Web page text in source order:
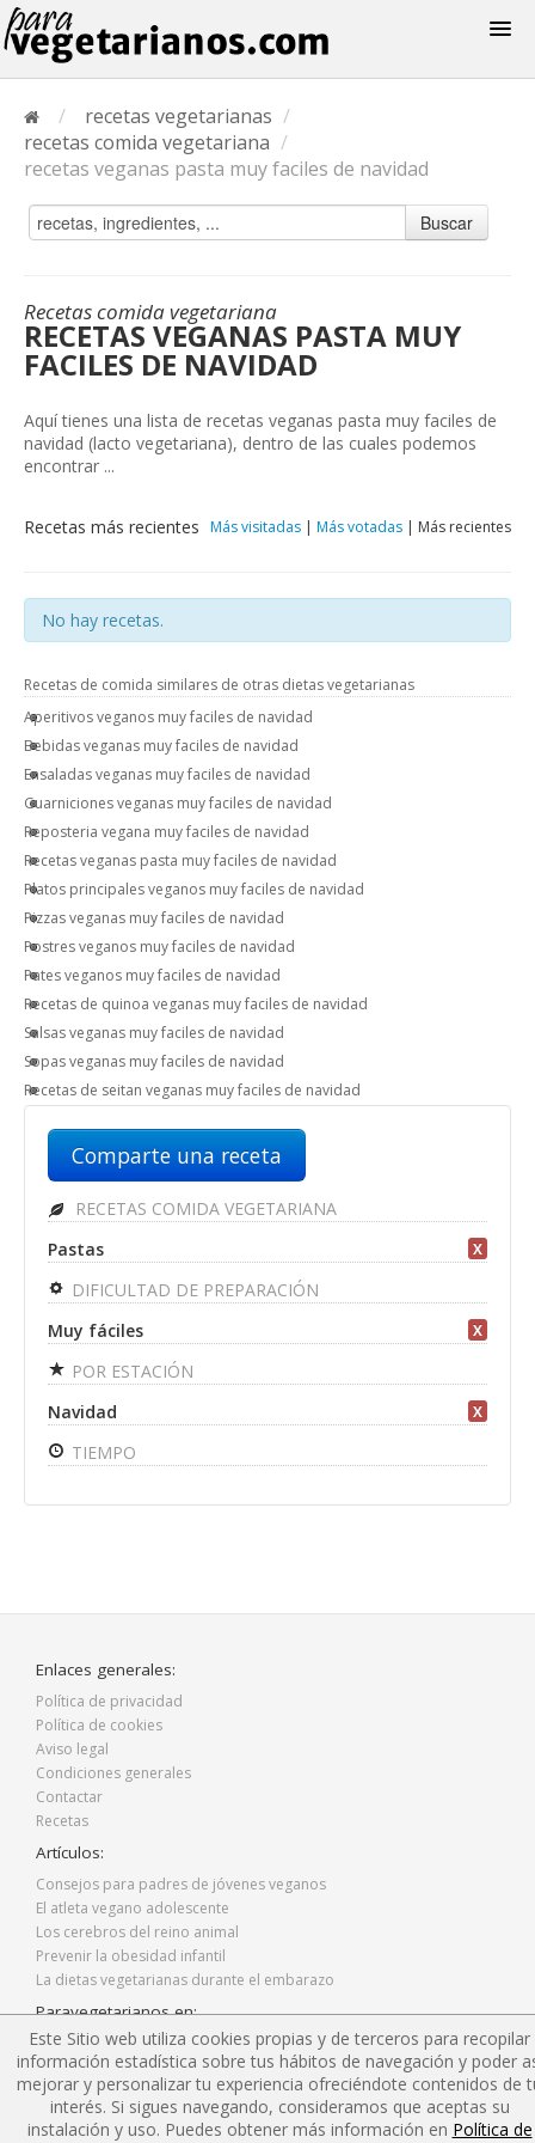
/ recetas vegetarianas /
recetas comida vegetariana /
recetas veganas pasta muy faciles de navidad
Buscar
Recetas comida vegetariana
RECETAS VEGANAS PASTA MUY
FACILES DE NAVIDAD
Aquí tienes una lista de recetas veganas pasta muy faciles de
navidad (lacto vegetariana), dentro de las cuales podemos
encontrar ...
Recetas más recientes Más visitadas | Más votadas | Más recientes
No hay recetas.
Recetas de comida similares de otras dietas vegetarianas
Aperitivos veganos muy faciles de navidad
Bebidas veganas muy faciles de navidad
Ensaladas veganas muy faciles de navidad
Guarniciones veganas muy faciles de navidad
Reposteria vegana muy faciles de navidad
Recetas veganas pasta muy faciles de navidad
Platos principales veganos muy faciles de navidad
Pizzas veganas muy faciles de navidad
Postres veganos muy faciles de navidad
Pates veganos muy faciles de navidad
Recetas de quinoa veganas muy faciles de navidad
Salsas veganas muy faciles de navidad
Sopas veganas muy faciles de navidad
Recetas de seitan veganas muy faciles de navidad
Comparte una receta
RECETAS COMIDA VEGETARIANA
Pastas
X
DIFICULTAD DE PREPARACIÓN
Muy fáciles
X
POR ESTACIÓN
Navidad
X
TIEMPO
Enlaces generales:
Política de privacidad
Política de cookies
Aviso legal
Condiciones generales
Contactar
Recetas
Artículos:
Consejos para padres de jóvenes veganos
El atleta vegano adolescente
Los cerebros del reino animal
Prevenir la obesidad infantil
La dietas vegetarianas durante el embarazo
Paravegetarianos en:
Facebook
Twitter
Instagram
Blog
Este Sitio web utiliza cookies propias y de terceros para recopilar
información estadística sobre tus hábitos de navegación y poder
mejorar y personalizar tu experiencia ofreciéndote contenidos de
interés. Si sigues navegando, consideramos que aceptas su
instalación y uso. Puedes obtener más información en Política de